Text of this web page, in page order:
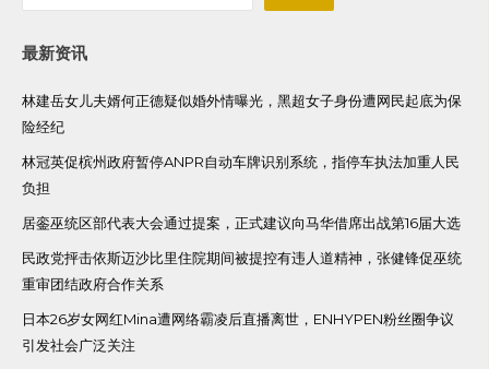
最新资讯
林建岳女儿夫婿何正德疑似婚外情曝光，黑超女子身份遭网民起底为保
险经纪
林冠英促槟州政府暂停ANPR自动车牌识别系统，指停车执法加重人民
负担
居銮巫统区部代表大会通过提案，正式建议向马华借席出战第16届大选
民政党抨击依斯迈沙比里住院期间被提控有违人道精神，张健锋促巫统
重审团结政府合作关系
日本26岁女网红Mina遭网络霸凌后直播离世，ENHYPEN粉丝圈争议
引发社会广泛关注